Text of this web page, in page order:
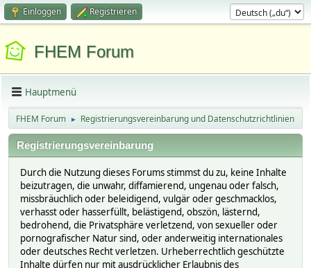
Einloggen Registrieren
FHEM Forum
Hauptmenü
FHEM Forum ► Registrierungsvereinbarung und Datenschutzrichtlinien
Registrierungsvereinbarung
Durch die Nutzung dieses Forums stimmst du zu, keine Inhalte
beizutragen, die unwahr, diffamierend, ungenau oder falsch,
missbräuchlich oder beleidigend, vulgär oder geschmacklos,
verhasst oder hasserfüllt, belästigend, obszön, lästernd,
bedrohend, die Privatsphäre verletzend, von sexueller oder
pornografischer Natur sind, oder anderweitig internationales
oder deutsches Recht verletzen. Urheberrechtlich geschützte
Inhalte dürfen nur mit ausdrücklicher Erlaubnis des